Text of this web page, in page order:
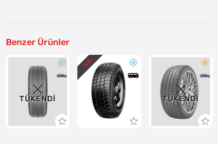
Benzer Ürünler
TÜKENDI
- %
3
TÜKENDI